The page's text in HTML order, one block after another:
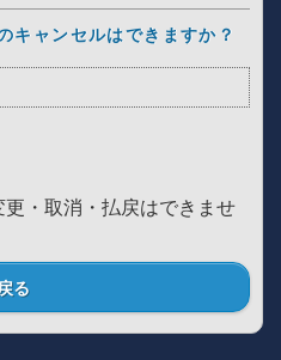
キャンセルはできますか？
・取消・払戻はできませ
る